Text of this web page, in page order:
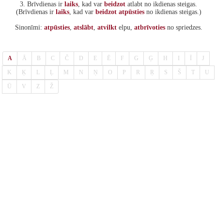
3. Brīvdienas ir laiks, kad var beidzot atlabt no ikdienas steigas.
(Brīvdienas ir laiks, kad var beidzot atpūstiesno ikdienas steigas.)
Sinonīmi: atpūsties, atslābt, atvilktelpu, atbrīvotiesno spriedzes.
A Ā B C Č D E Ē F G Ģ H J
K Ķ L Ļ M N Ņ O P R Ŗ S Š T U
Ū V Z Ž